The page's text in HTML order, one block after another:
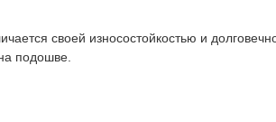
своей износостойкостью и
подошве.